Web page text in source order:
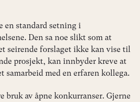
en standard setning i
Den sa noe slikt som at
seirende forslaget ikke kan vise til
prosjekt, kan innbyder kreve at
samarbeid med en erfaren kollega.
bruk av åpne konkurranser. Gjerne